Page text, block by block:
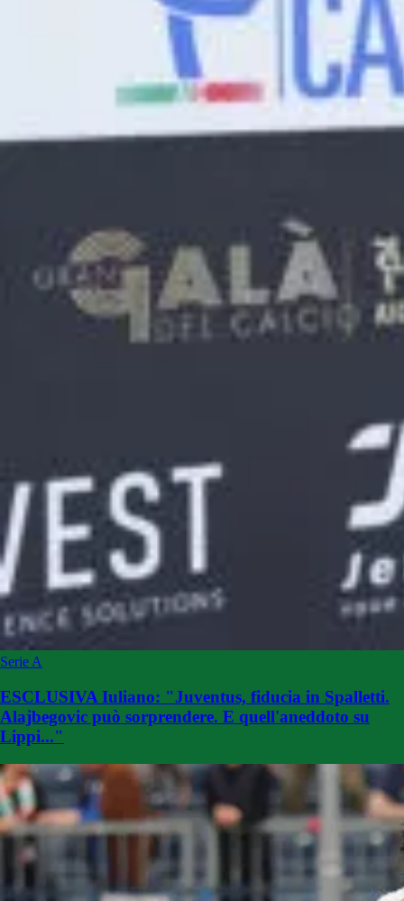
Serie A
ESCLUSIVA Iuliano: "Juventus, fiducia in Spalletti.
Alajbegovic può sorprendere. E quell'aneddoto su
Lippi..."